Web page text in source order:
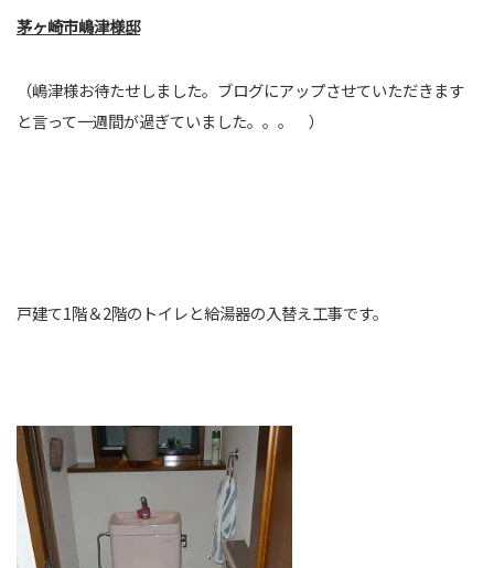
茅ヶ崎市嶋津様邸
（嶋津様お待たせしました。ブログにアップさせていただきます
と言って一週間が過ぎていました。。。 ）
戸建て1階＆2階のトイレと給湯器の入替え工事です。